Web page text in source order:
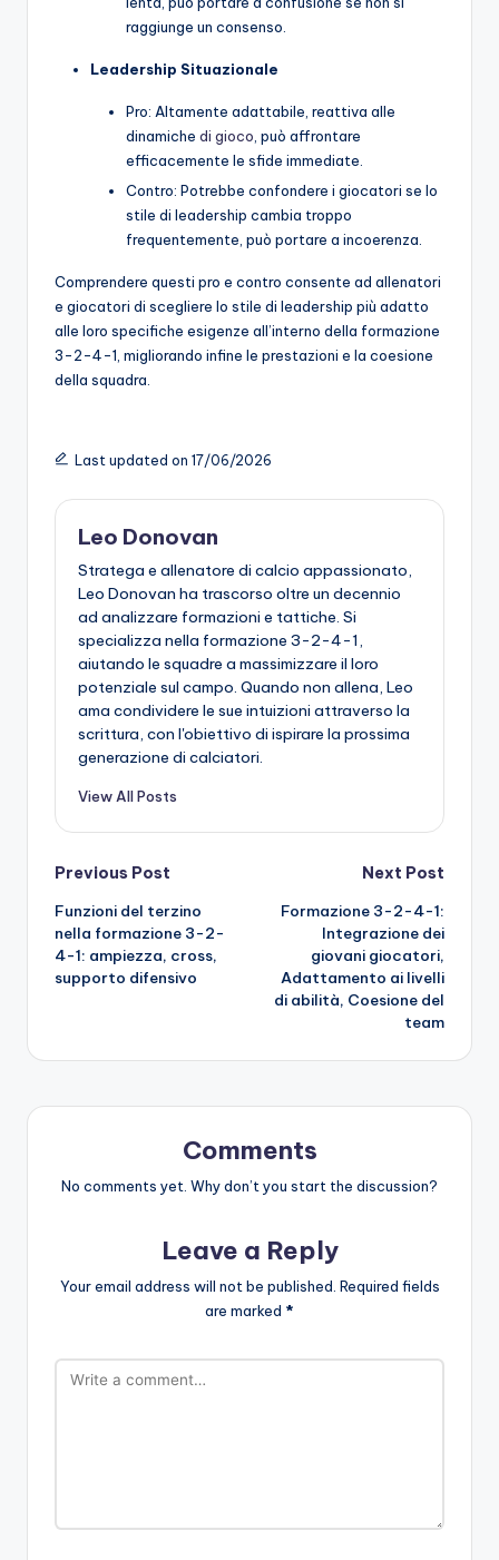
raggiunge un consenso.
Leadership Situazionale
Pro: Altamente adattabile, reattiva alle
dinamiche di gioco, può affrontare
efficacemente le sfide immediate.
Contro: Potrebbe confondere i giocatori se lo
stile di leadership cambia troppo
frequentemente, può portare a incoerenza.
Comprendere questi pro e contro consente ad allenatori
e giocatori di scegliere lo stile di leadership più adatto
alle loro specifiche esigenze all’interno della formazione
3-2-4-1, migliorando infine le prestazioni e la coesione
della squadra.
Last updated on 17/06/2026
Leo Donovan
Stratega e allenatore di calcio appassionato,
Leo Donovan ha trascorso oltre un decennio
ad analizzare formazioni e tattiche. Si
specializza nella formazione 3-2-4-1,
aiutando le squadre a massimizzare il loro
potenziale sul campo. Quando non allena, Leo
ama condividere le sue intuizioni attraverso la
scrittura, con l'obiettivo di ispirare la prossima
generazione di calciatori.
View All Posts
Post
navigation
Previous Post
Funzioni del terzino
nella formazione 3-2-
4-1: ampiezza, cross,
supporto difensivo
Next Post
Formazione 3-2-4-1:
Integrazione dei
giovani giocatori,
Adattamento ai livelli
di abilità, Coesione del
team
Comments
No comments yet. Why don’t you start the discussion?
Leave a Reply
Your email address will not be published. Required fields
are marked *